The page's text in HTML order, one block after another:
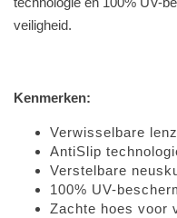
veiligheid.
Kenmerken:
Verwisselbare
AntiSlip
Verstelbare
100% UV-
Zachte hoes voor